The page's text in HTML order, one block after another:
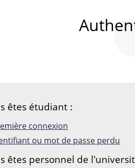
êtes étudiant :
connexion
ou mot de passe perdu
êtes personnel de